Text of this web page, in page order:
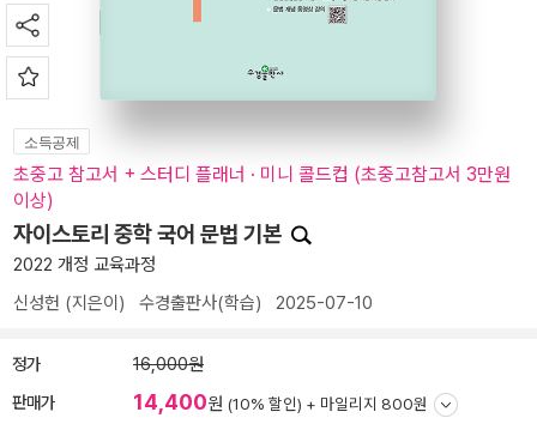
소득공제
초중고 참고서 + 스터디 플래너 · 미니 콜드컵 (초중고참고서 3만원
이상)
자이스토리 중학 국어 문법 기본
2022 개정 교육과정
신성헌 (지은이) 수경출판사(학습) 2025-07-10
정가 16,000원
판매가 14,400원 (10% 할인) + 마일리지 800원